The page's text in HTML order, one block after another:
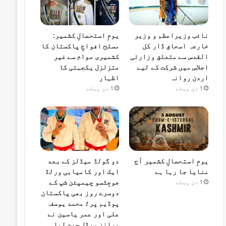
نائب وزیراعظم و وزیر
خارجہ اسحاق ڈار کل
القدس سے متعلق وزارتی
اجلاس میں شرکت کے لیے
اردن روانہ
1 دن پہلے
یومِ استحصالِ کشمیر:
مسلح افواجِ پاکستان کا
کشمیری عوام سے غیر
متزلزل یکجہتی کا
اظہار
1 دن پہلے
یومِ استحصالِ کشمیر آج
منایا جا رہا ہے
1 دن پہلے
دو گولڈ میڈلز کے بعد
ایک اور کامیابی ورلڈ
جوجِٹسو چیمپئن شپ کے
دوسرے روز بھی پاکستان
پوڈیم پر؛ محمد یوسف
علی اور عمر یاسین نے
برانز میڈل جیت لیا